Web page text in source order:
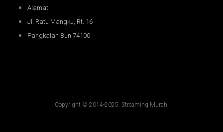
Alamat:
Jl. Ratu Mangku, Rt. 16
Pangkalan Bun 74100
Copyright © 2014-2025. Streaming Murah.